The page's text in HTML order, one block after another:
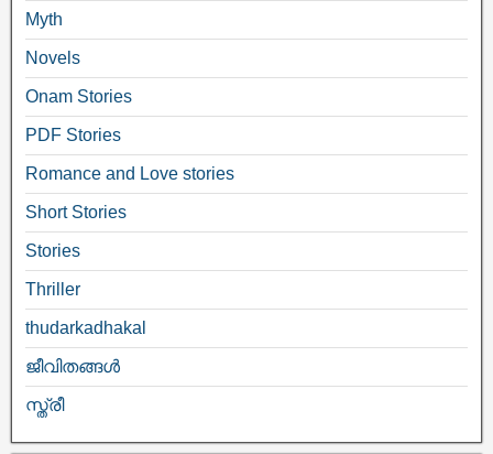
Myth
Novels
Onam Stories
PDF Stories
Romance and Love stories
Short Stories
Stories
Thriller
thudarkadhakal
ജീവിതങ്ങള്‍
സ്ത്രീ